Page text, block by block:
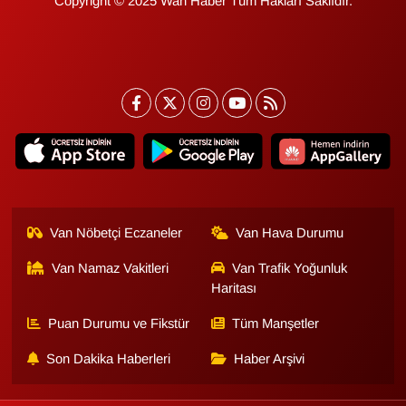
Van Nöbetçi Eczaneler Van Hava Durumu
Van Namaz Vakitleri
Van Trafik Yoğunluk
Haritası
Puan Durumu ve Fikstür Tüm Manşetler
Son Dakika Haberleri Haber Arşivi
TEBRİK
YAŞAM